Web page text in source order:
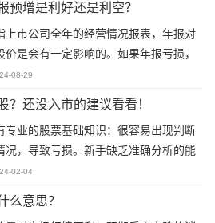
预增是利好还是利空？
上市公司全年的经营情况报表，年报对
价是会有一定影响的。如果年报亏损，
司来说是一个利空消息，因此短期内股
利好消息，有利于股价上涨。年报预增
公司预计其年报业绩将优于上一年的业
来说，年报预增对个股是利好，会吸引
投资者买入，推动股价上涨。但也会出
殊情况，导致个股在年报预增时，股价
08-29
？还没入市的建议看看！
专业的股票基础知识：很容易出现判断
况，导致亏损。新手缺乏准确分析的能
投资者无法对这些因素的变动及时做出
极高：股票涨跌幅范围较大、灵活性较
02-04
么意思？